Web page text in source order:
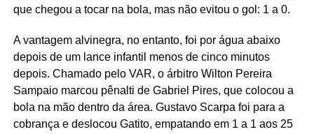
que chegou a tocar na bola, mas não evitou o gol: 1 a 0.
A vantagem alvinegra, no entanto, foi por água abaixo
depois de um lance infantil menos de cinco minutos
depois. Chamado pelo VAR, o árbitro Wilton Pereira
Sampaio marcou pênalti de Gabriel Pires, que colocou a
bola na mão dentro da área. Gustavo Scarpa foi para a
cobrança e deslocou Gatito, empatando em 1 a 1 aos 25